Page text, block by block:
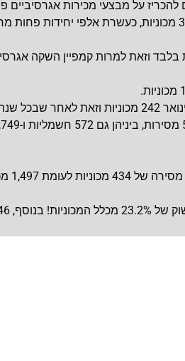
להכריז על מבצעי מכירות
ב-2023.